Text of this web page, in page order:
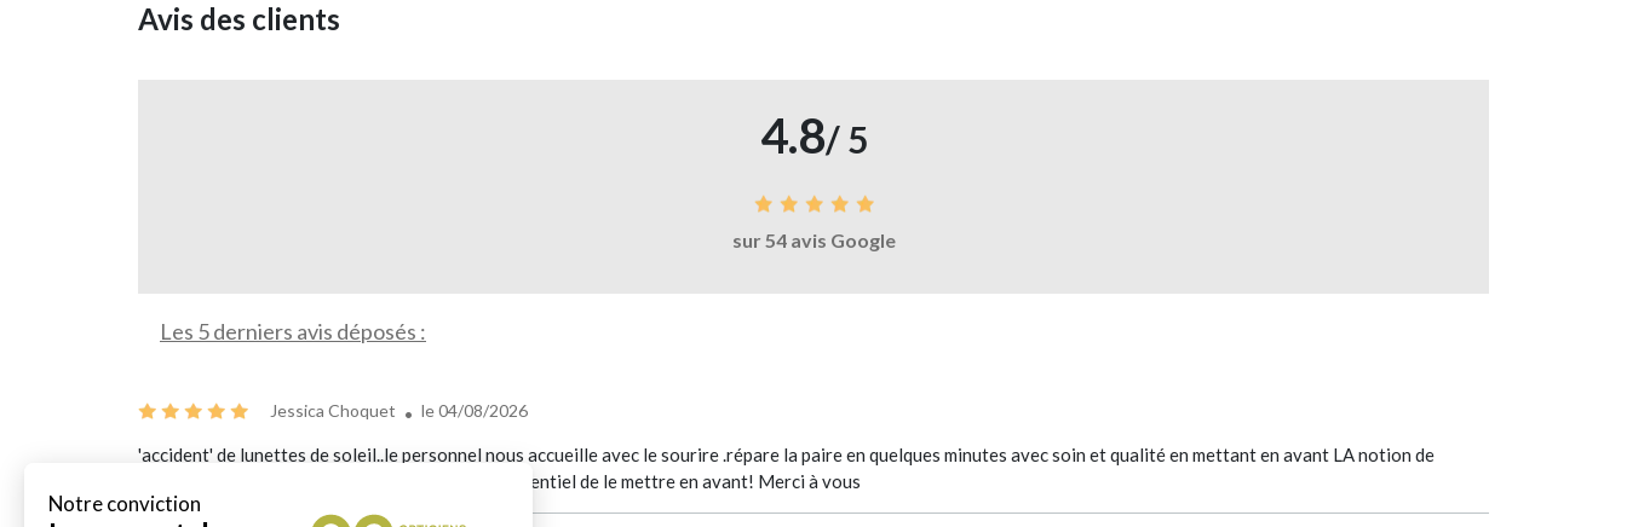
Avis des clients
4.8/ 5
sur 54 avis Google
Les 5 derniers avis déposés :
Jessica Choquet le 04/08/2026
'accident' de lunettes de soleil..le personnel nous accueille avec le sourire .répare la paire en quelques minutes avec soin et qualité en mettant en avant LA notion de
service .. si rare de nos jours qu'il nous semble essentiel de le mettre en avant! Merci à vous